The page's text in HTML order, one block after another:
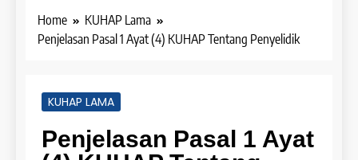
Home
KUHAP Lama
Penjelasan Pasal 1 Ayat (4) KUHAP Tentang Penyelidik
KUHAP LAMA
Penjelasan Pasal 1 Ayat